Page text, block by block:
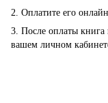
2. Оплатите его онлайн
3. После оплаты книга
вашем личном